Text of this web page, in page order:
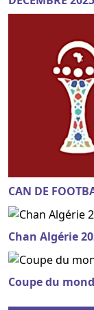
CAN DE
Chan Algérie
Coupe du